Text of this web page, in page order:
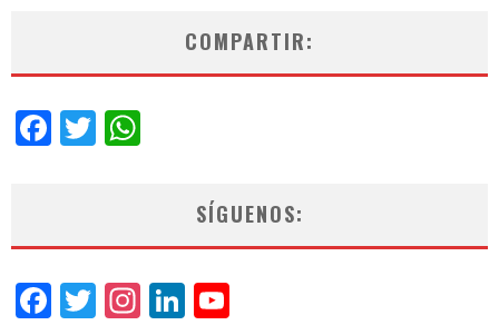
COMPARTIR:
Facebook
Twitter
SÍGUENOS:
Facebook
Twitter
Instagram
LinkedIn